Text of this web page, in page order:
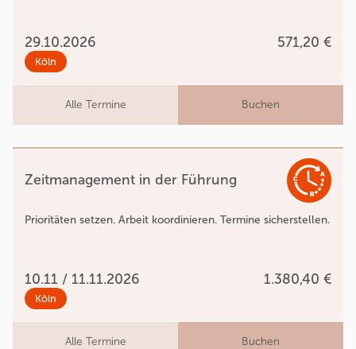
29.10.2026 571,20 €
Köln
Alle Termine Buchen
Zeitmanagement in der Führung
Prioritäten setzen. Arbeit koordinieren. Termine sicherstellen.
10.11 / 11.11.2026 1.380,40 €
Köln
Alle Termine Buchen